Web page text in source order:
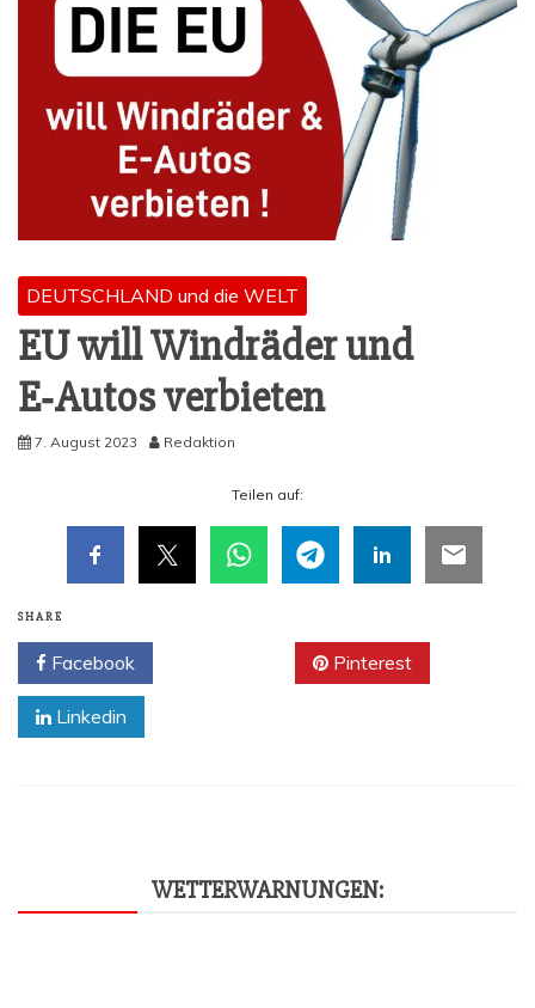
DEUTSCHLAND und die WELT
EU will Wind­rä­der und
E‑Autos verbieten
7. August 2023 Redaktion
Tei­len auf:
SHARE
Facebook Pinterest
Linkedin
WET­TER­WAR­NUN­GEN: